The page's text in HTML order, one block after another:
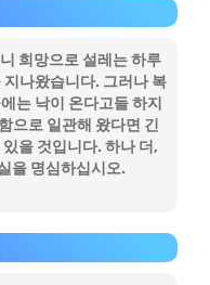
희망으로 설레는 하루
나왔습니다. 그러나 복
는 낙이 온다고들 하지
으로 일관해 왔다면 긴
을 것입니다. 하나 더,
을 명심하십시오.